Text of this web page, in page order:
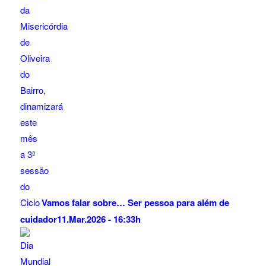
Vamos falar sobre… Ser pessoa para além de
cuidador11.Mar.2026 - 16:33h